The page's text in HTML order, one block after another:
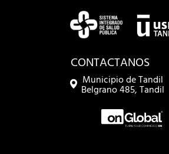
CONTACTANOS
Municipio de Tandil
Belgrano 485, Tandil